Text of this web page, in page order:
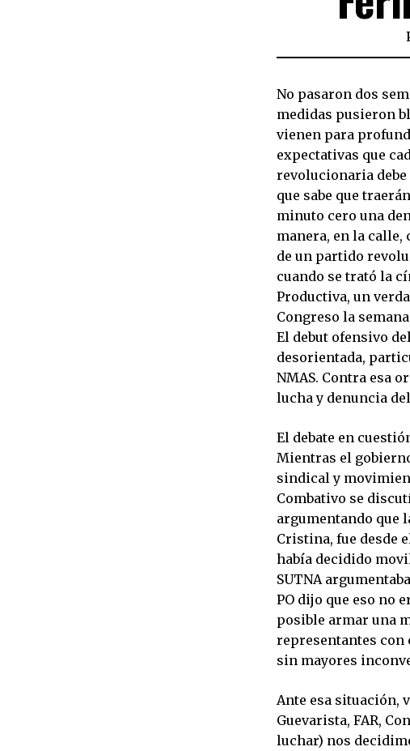
No pasaron dos
medidas pusieron
vienen para
expectativas que
revolucionaria
que sabe que
minuto cero una
manera, en la calle,
de un partido
cuando se trató la
Productiva, un
Congreso la
El debut ofensivo
desorientada,
NMAS. Contra esa
lucha y denuncia
El debate en
Mientras el
sindical y
Combativo se
argumentando que
Cristina, fue desde
había decidido
SUTNA
PO dijo que eso no
posible armar una
representantes con
sin mayores
Ante esa situación,
Guevarista, FAR,
luchar) nos